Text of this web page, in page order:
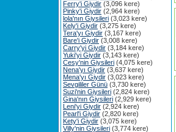
Ferry'i Giydir (3,096 kere)
Pinky'i Giydir (2,964 kere)
lola'nın Giysileri (3,023 kere)
Kely'i Giydir (3,275 kere)
Tera'yı Giydir (3,167 kere)
Bare'i Giydir (3,008 kere)
Carry'yi Giydir (3,184 kere)
Yuki'yi Giydir (3,143 kere)
Cesy'nin Giysileri (4,075 kere)
Nena'yı Giydir (3,637 kere)
Mena'yı Giydir (3,023 kere)
Sevgililer Günü (3,730 kere)
Suzi'nin Giysileri (2,824 kere)
Gina'nın Giysileri (2,929 kere)
Leni'yi Giydir (2,924 kere)
Pearl'i Giydir (2,820 kere)
Kety'i Giydir (3,075 kere)
Villy'nin Giysileri (3,774 kere)